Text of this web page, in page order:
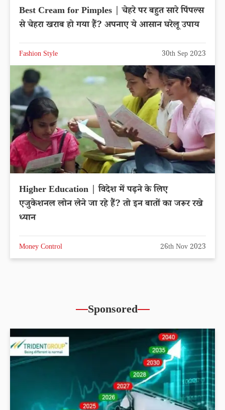
Best Cream for Pimples | चेहरे पर बहुत सारे पिंपल्स
से चेहरा खराब हो गया हैं? अपनाए ये आसान घरेलू उपाय
Fashion Style 30th Sep 2023
Higher Education | विदेश में पढ़ने के लिए
एजुकेशनल लोन लेने जा रहे हैं? तो इन बातों का जरूर रखे
ध्यान
Money Control 26th Nov 2023
Sponsored